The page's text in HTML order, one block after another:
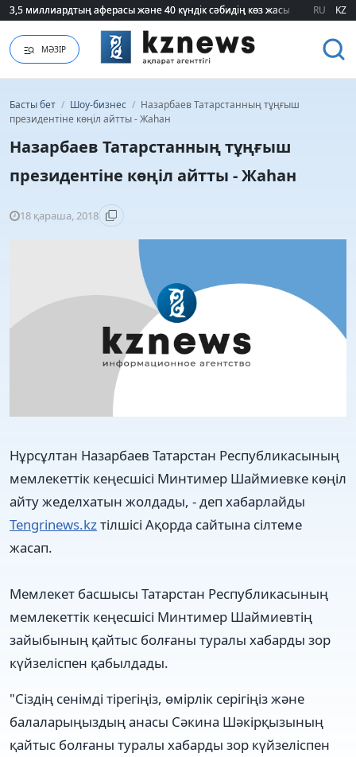
3,5 миллиардтың аферасы және 40 күндік сәбидің көз жасы:
3,5 миллиардтың аферасы және 40 күндік сәбидің көз жасы: RU KZ
МӘЗІР
Басты бет / Шоу-бизнес / Назарбаев Татарстанның тұңғыш
президентіне көңіл айтты - Жаһан
Назарбаев Татарстанның тұңғыш
президентіне көңіл айтты - Жаһан
18 қараша, 2018
Нұрсұлтан Назарбаев Татарстан Республикасының
мемлекеттік кеңесшісі Минтимер Шаймиевке көңіл
айту жеделхатын жолдады, - деп хабарлайды
Tengrinews.kz тілшісі Ақорда сайтына сілтеме
жасап.
Мемлекет басшысы Татарстан Республикасының
мемлекеттік кеңесшісі Минтимер Шаймиевтің
зайыбының қайтыс болғаны туралы хабарды зор
күйзеліспен қабылдады.
"Сіздің сенімді тірегіңіз, өмірлік серігіңіз және
балаларыңыздың анасы Сәкина Шәкірқызының
қайтыс болғаны туралы хабарды зор күйзеліспен